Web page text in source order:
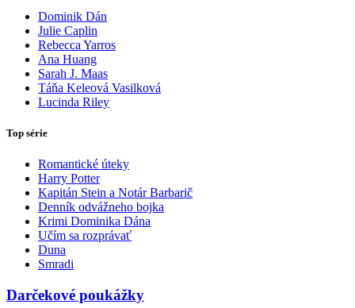
Dominik Dán
Julie Caplin
Rebecca Yarros
Ana Huang
Sarah J. Maas
Táňa Keleová Vasilková
Lucinda Riley
Top série
Romantické úteky
Harry Potter
Kapitán Stein a Notár Barbarič
Denník odvážneho bojka
Krimi Dominika Dána
Učím sa rozprávať
Duna
Smradi
Darčekové poukážky